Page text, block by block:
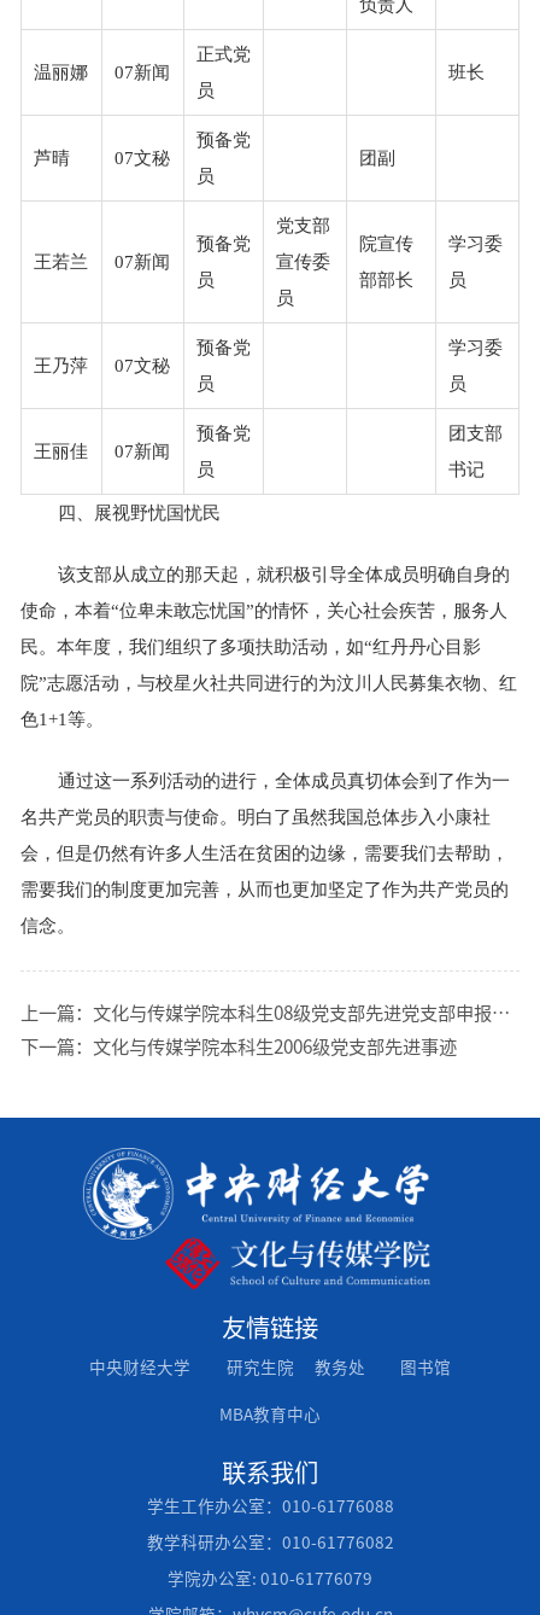
温丽娜 07新闻
正式党
员
班长
芦晴 07文秘
预备党
员
团副
王若兰 07新闻
预备党
员
党支部
宣传委
员
院宣传
部部长
学习委
员
王乃萍 07文秘
预备党
员
学习委
员
王丽佳 07新闻
预备党
员
团支部
书记
四、展视野忧国忧民
该支部从成立的那天起，就积极引导全体成员明确自身的
使命，本着“位卑未敢忘忧国”的情怀，关心社会疾苦，服务人
民。本年度，我们组织了多项扶助活动，如“红丹丹心目影
院”志愿活动，与校星火社共同进行的为汶川人民募集衣物、红
色1+1等。
通过这一系列活动的进行，全体成员真切体会到了作为一
名共产党员的职责与使命。明白了虽然我国总体步入小康社
会，但是仍然有许多人生活在贫困的边缘，需要我们去帮助，
需要我们的制度更加完善，从而也更加坚定了作为共产党员的
信念。
上一篇： 文化与传媒学院本科生08级党支部先进党支部申报材料
下一篇： 文化与传媒学院本科生2006级党支部先进事迹
友情链接
中央财经大学 研究生院 教务处 图书馆
MBA教育中心
联系我们
学生工作办公室：010-61776088
教学科研办公室：010-61776082
学院办公室: 010-61776079